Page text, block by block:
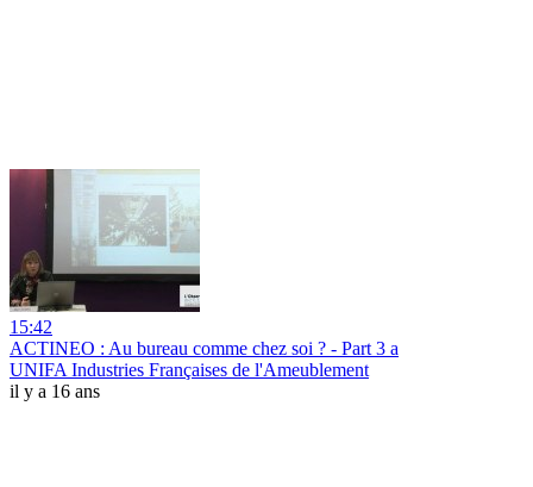
15:42
ACTINEO : Au bureau comme chez soi ? - Part 3 a
UNIFA Industries Françaises de l'Ameublement
il y a 16 ans